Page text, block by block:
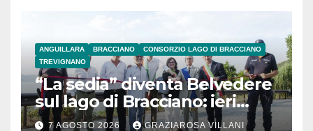
ANGUILLARA BRACCIANO
CONSORZIO LAGO DI BRACCIANO
TREVIGNANO
“La sedia” diventa Belvedere
sul lago di Bracciano: ieri
l’inaugurazione
7 AGOSTO 2026 GRAZIAROSA VILLANI